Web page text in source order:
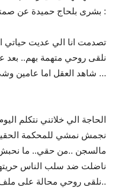
بشرى بلحاج حميدة عن صمتها اليوم لتقول :
نلقى روحي متهمة بهم.. بعد
شاهد العقل اما عامين وشيء …
الحاجة الي خلاتني نتكلم
نجمش نمشي للمحكمة
مالسجن ..من حقي.. ما نحبش
ناضلت ضد سلب الناس
نلقى روحي محالة على ملف ما فيه شيء..